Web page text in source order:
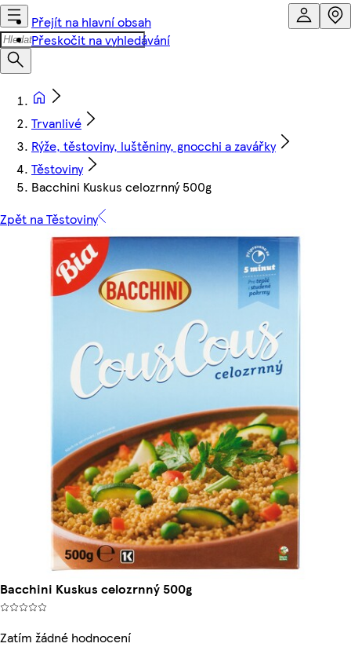
Přejít na hlavní obsah
Přeskočit na vyhledávání
Trvanlivé
Rýže, těstoviny, luštěniny, gnocchi a zavářky
Těstoviny
Bacchini Kuskus celozrnný 500g
Zpět na Těstoviny
Bacchini Kuskus celozrnný 500g
Zatím žádné hodnocení